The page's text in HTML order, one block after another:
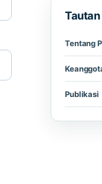
Tautan
Tentang
Publikasi